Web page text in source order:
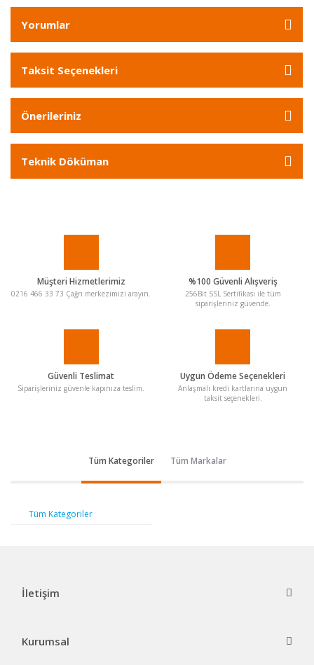
Yorumlar
Taksit Seçenekleri
Önerileriniz
Teknik Döküman
Müşteri Hizmetlerimiz
0216 466 33 73 Çağrı merkezimizi arayın.
%100 Güvenli Alışveriş
256Bit SSL Sertifikası ile tüm
siparişleriniz güvende.
Güvenli Teslimat
Siparişleriniz güvenle kapınıza teslim.
Uygun Ödeme Seçenekleri
Anlaşmalı kredi kartlarına uygun
taksit seçenekleri.
Tüm Kategoriler Tüm Markalar
Tüm Kategoriler
İletişim
Kurumsal